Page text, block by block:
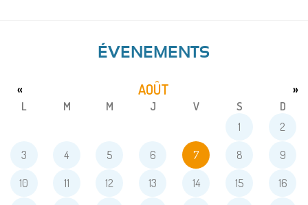
ÉVENEMENTS
AOÛT
« »
L M M J V S
D
1
2
3 4 5 6 7 8 9
10 11 12 13 14 15 16